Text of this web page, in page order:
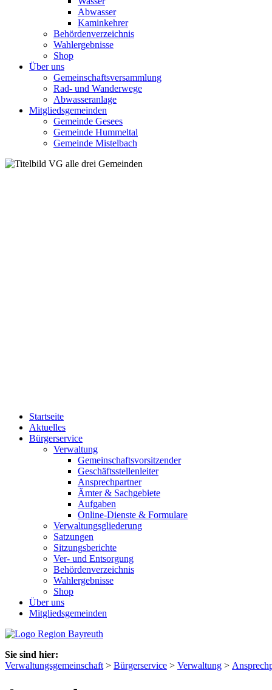
Abwasser
Kaminkehrer
Behördenverzeichnis
Wahlergebnisse
Shop
Über uns
Gemeinschaftsversammlung
Rad- und Wanderwege
Abwasseranlage
Mitgliedsgemeinden
Gemeinde Gesees
Gemeinde Hummeltal
Gemeinde Mistelbach
Startseite
Aktuelles
Bürgerservice
Verwaltung
Gemeinschaftsvorsitzender
Geschäftsstellenleiter
Ansprechpartner
Ämter & Sachgebiete
Aufgaben
Online-Dienste & Formulare
Verwaltungsgliederung
Satzungen
Sitzungsberichte
Ver- und Entsorgung
Behördenverzeichnis
Wahlergebnisse
Shop
Über uns
Mitgliedsgemeinden
Sie sind hier:
Verwaltungsgemeinschaft > Bürgerservice > Verwaltung >